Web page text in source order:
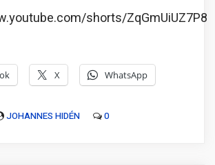
shorts/ZqGmUiUZ7P8
X WhatsApp
JOHANNES HIDÉN 0